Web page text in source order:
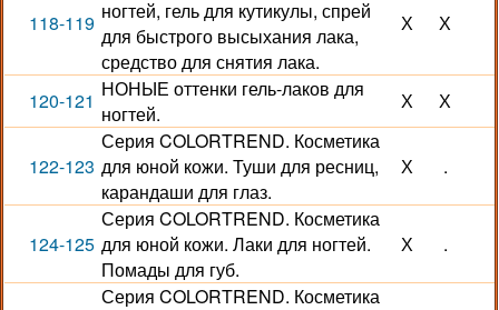
118-119 ногтей, гель для кутикулы, спрей
для быстрого высыхания лака,
средство для снятия лака.
Х Х
120-121 НОНЫЕ оттенки гель-лаков для
ногтей.
Х Х
122-123
Серия COLORTREND. Косметика
для юной кожи. Туши для ресниц,
карандаши для глаз.
Х .
124-125
Серия COLORTREND. Косметика
для юной кожи. Лаки для ногтей.
Помады для губ.
Х .
Серия COLORTREND. Косметика